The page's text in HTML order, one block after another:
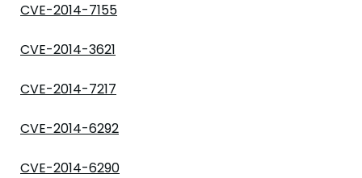
CVE-2014-7155
CVE-2014-3621
CVE-2014-7217
CVE-2014-6292
CVE-2014-6290